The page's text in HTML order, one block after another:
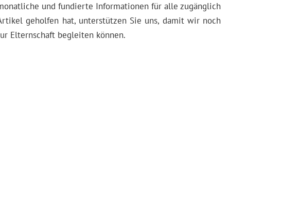
und fundierte Informationen für alle zugänglich
geholfen hat, unterstützen Sie uns, damit wir noch
Elternschaft begleiten können.